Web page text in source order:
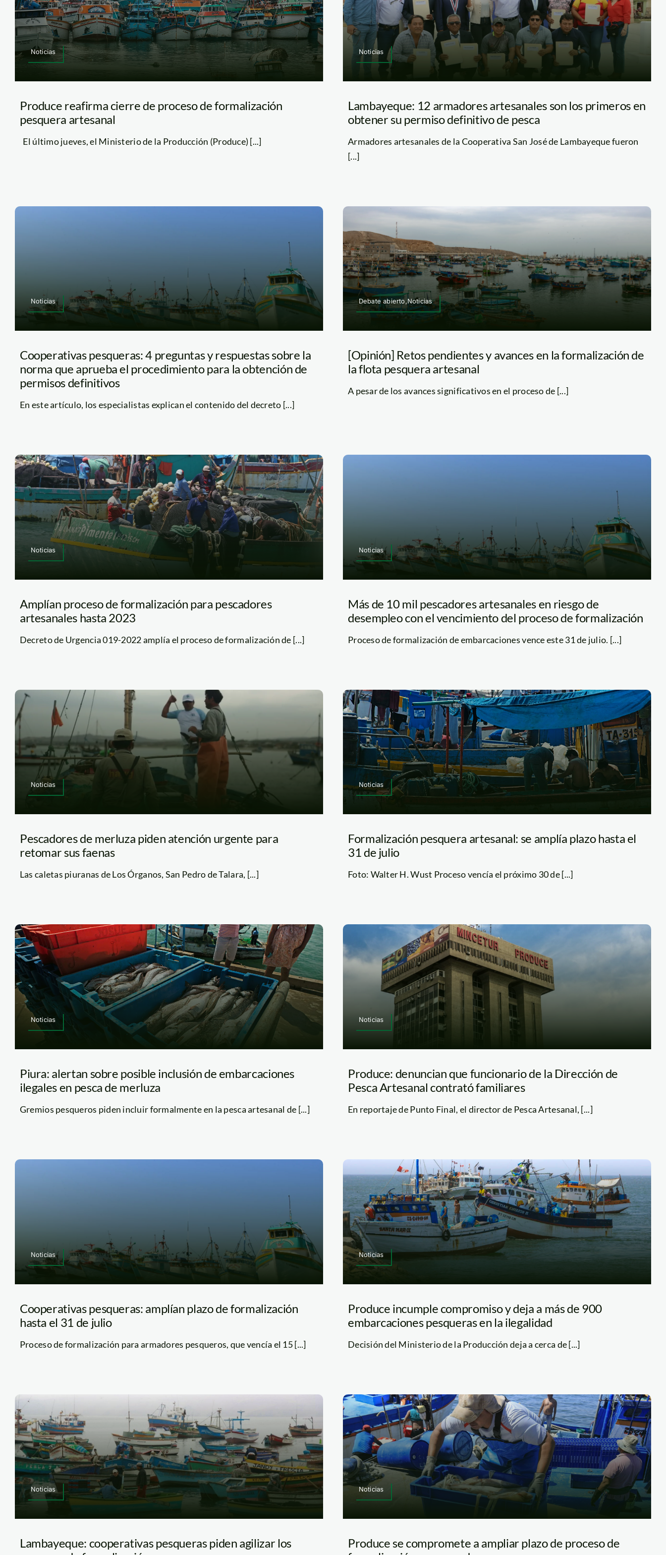
Noticias
Produce reafirma cierre de proceso de formalización
pesquera artesanal
El último jueves, el Ministerio de la Producción (Produce) [...]
Noticias
Lambayeque: 12 armadores artesanales son los primeros en
obtener su permiso definitivo de pesca
Armadores artesanales de la Cooperativa San José de Lambayeque fueron
[...]
Noticias
Cooperativas pesqueras: 4 preguntas y respuestas sobre la
norma que aprueba el procedimiento para la obtención de
permisos definitivos
En este artículo, los especialistas explican el contenido del decreto [...]
Debate abierto,Noticias
[Opinión] Retos pendientes y avances en la formalización de
la flota pesquera artesanal
A pesar de los avances significativos en el proceso de [...]
Noticias
Amplían proceso de formalización para pescadores
artesanales hasta 2023
Decreto de Urgencia 019-2022 amplía el proceso de formalización de [...]
Noticias
Más de 10 mil pescadores artesanales en riesgo de
desempleo con el vencimiento del proceso de formalización
Proceso de formalización de embarcaciones vence este 31 de julio. [...]
Noticias
Pescadores de merluza piden atención urgente para
retomar sus faenas
Las caletas piuranas de Los Órganos, San Pedro de Talara, [...]
Noticias
Formalización pesquera artesanal: se amplía plazo hasta el
31 de julio
Foto: Walter H. Wust Proceso vencía el próximo 30 de [...]
Noticias
Piura: alertan sobre posible inclusión de embarcaciones
ilegales en pesca de merluza
Gremios pesqueros piden incluir formalmente en la pesca artesanal de [...]
Noticias
Produce: denuncian que funcionario de la Dirección de
Pesca Artesanal contrató familiares
En reportaje de Punto Final, el director de Pesca Artesanal, [...]
Noticias
Cooperativas pesqueras: amplían plazo de formalización
hasta el 31 de julio
Proceso de formalización para armadores pesqueros, que vencía el 15 [...]
Noticias
Produce incumple compromiso y deja a más de 900
embarcaciones pesqueras en la ilegalidad
Decisión del Ministerio de la Producción deja a cerca de [...]
Noticias
Lambayeque: cooperativas pesqueras piden agilizar los
Noticias
Produce se compromete a ampliar plazo de proceso de